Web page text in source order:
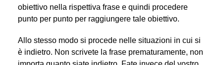
obiettivo nella rispettiva frase e quindi procedere
punto per punto per raggiungere tale obiettivo.
Allo stesso modo si procede nelle situazioni in cui si
è indietro. Non scrivete la frase prematuramente, non